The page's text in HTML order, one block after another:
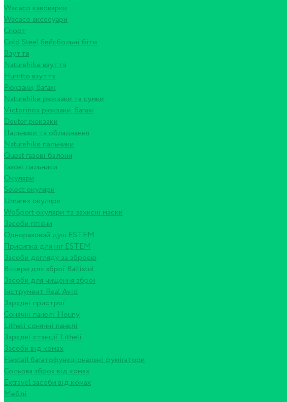
Wacaco кавоварки
Wacaco аксесуари
Спорт
Cold Steel бейсбольні біти
Взуття
Naturehike взуття
Humtto взуття
Рюкзаки, багаж
Naturehike рюкзаки та сумки
Victorinox рюкзаки, багаж
Deuter рюкзаки
Пальники та обладнання
Naturehike пальники
Quest газові балони
Газові пальники
Окуляри
Select окуляри
Umarex окуляри
WoSport окуляри та захисні маски
Засоби гігієни
Одноразовий душ ESTEM
Присипка для ніг ESTEM
Засоби догляду за зброєю
Вішери для зброї Ballistol
Засоби для чищення зброї
Інструмент Real Avid
Зарядні пристрої
Сонячні панелі Houny
Litheli сонячні панелі
Зарядні станції Litheli
Засоби від комах
Flextail багатофункціональні фумігатори
Сольова зброя від комах
Extravel засоби від комах
Меблі